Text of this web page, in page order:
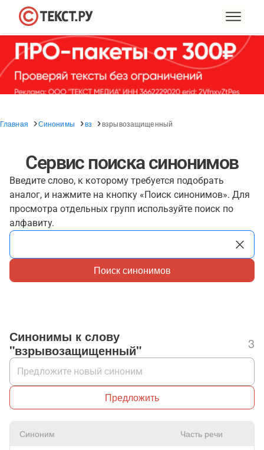
Главная Синонимы вз взрывозащищенный
Сервис поиска синонимов
Введите слово, к которому требуется подобрать
аналог, и нажмите на кнопку «Поиск синонимов». Для
просмотра отдельных групп используйте поиск по
алфавиту.
Поиск синонимов
Синонимы к слову
"взрывозащищенный"
3
Предложить
Синоним Часть речи